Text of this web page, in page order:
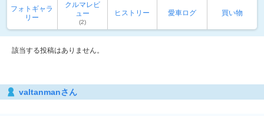
フォトギャラ
リー
クルマレビ
ュー
(2)
ヒストリー 愛車ログ 買い物
該当する投稿はありません。
valtanmanさん